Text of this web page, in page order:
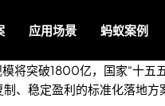
应用场景 蚂蚁案例
将突破1800亿，国家“十
、稳定盈利的标准化落地方